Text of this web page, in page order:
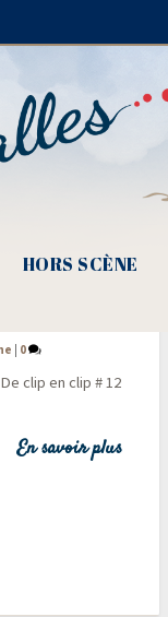
HORS SCÈNE
0
clip en clip # 12
En savoir plus